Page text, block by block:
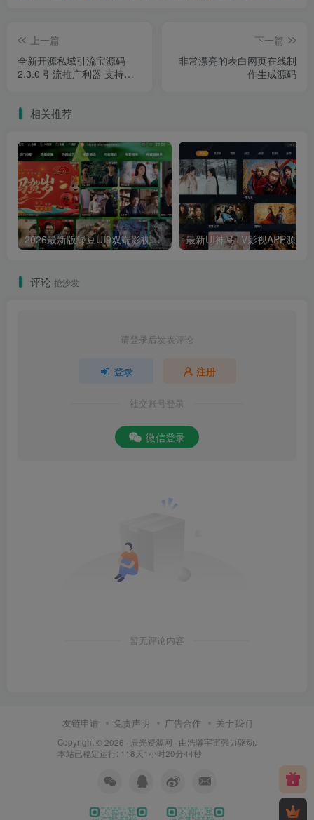
上一篇
全新开源私域引流宝源码
2.3.0 引流推广利器 支持群
下一篇
非常漂亮的表白网页在线制
作生成源码
相关推荐
2026最新版绿豆UI9双端影视APP源码
评论 抢沙发
请登录后发表评论
登录 注册
社交账号登录
微信登录
暂无评论内容
友链申请 免责声明 广告合作 关于我们
Copyright © 2026 · 辰光资源网 · 由浩瀚宇宙强力驱动.
本站已稳定运行: 118天1小时20分45秒